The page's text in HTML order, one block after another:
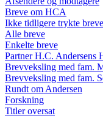
Breve om HCA
Ikke tidligere trykte breve
Alle breve
Enkelte breve
Partner H.C. Andersens
Brevveksling med fam.
Brevveksling med fam.
Rundt om Andersen
Forskning
Titler oversat